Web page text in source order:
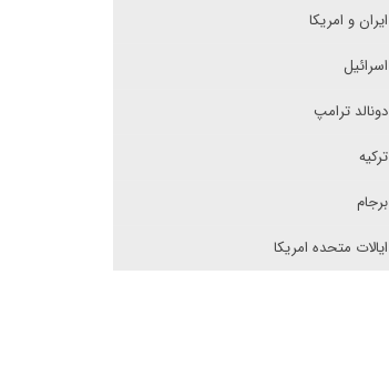
ایران و امریکا
اسرائیل
دونالد ترامپ
ترکیه
برجام
ایالات متحده امریکا